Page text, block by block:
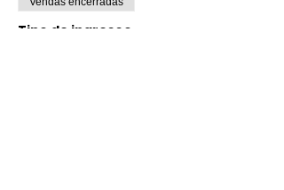
Tipo de ingresso